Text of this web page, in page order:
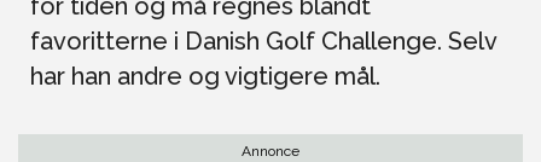
favoritterne i Danish Golf Challenge. Selv
har han andre og vigtigere mål.
Annonce